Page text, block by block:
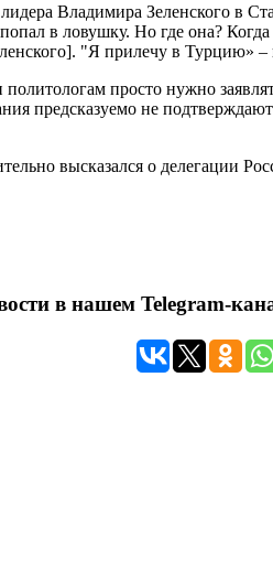
лидера Владимира Зеленского
в ловушку. Но где она?
"Я прилечу в Турцию» –
просто нужно
предсказуемо не
высказался о делегации
в нашем Telegram-